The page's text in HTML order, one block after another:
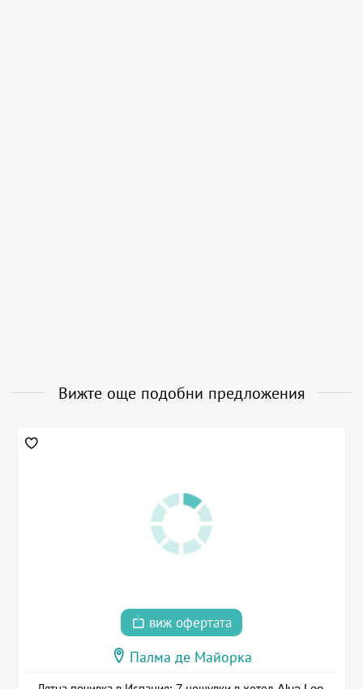
Вижте още подобни предложения
виж офертата
Палма де Майорка